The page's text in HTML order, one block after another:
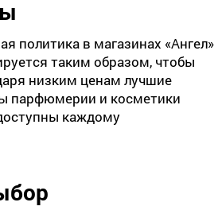
политика в магазинах «Ангел»
таким образом, чтобы
низким ценам лучшие
парфюмерии и косметики
каждому